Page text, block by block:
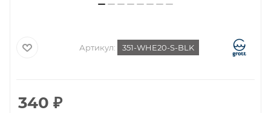
Артикул: 351-WHE20-S-BLK
340 ₽